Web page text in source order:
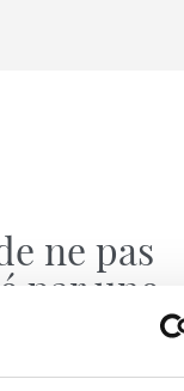
ne pas
par une